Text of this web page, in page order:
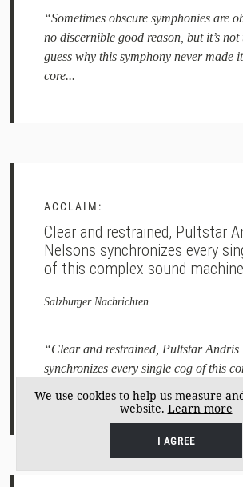
We use cookies to help us measure
website. Learn more
I AGREE
“Sometimes obscure symphonies are
no discernible good reason, but it’s
guess why this symphony never made
core...
ACCLAIM:
Clear and restrained, Pultstar
Nelsons synchronizes every
of this complex sound
Salzburger Nachrichten
“Clear and restrained, Pultstar Andris
synchronizes every single cog of this